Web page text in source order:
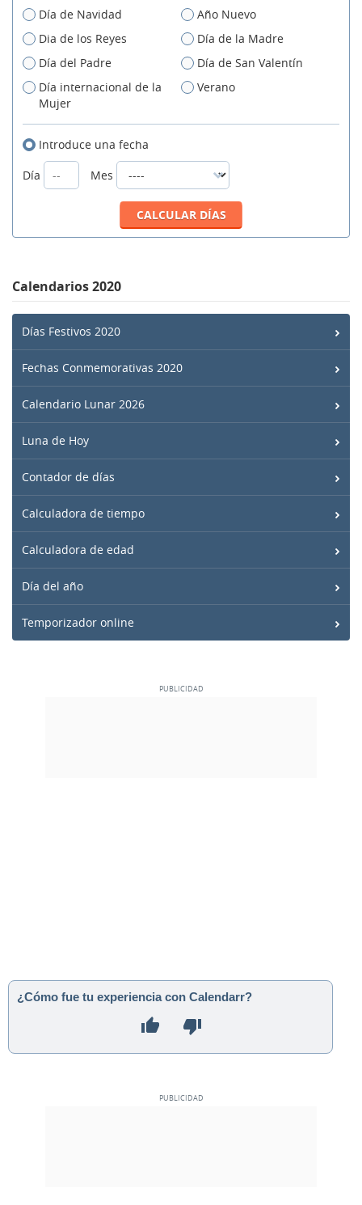
Día de Navidad
Año Nuevo
Dia de los Reyes
Día de la Madre
Día del Padre
Día de San Valentín
Día internacional de la
Mujer
Verano
Introduce una fecha
Día
Mes
Calendarios 2020
Días Festivos 2020
Fechas Conmemorativas 2020
Calendario Lunar 2026
Luna de Hoy
Contador de días
Calculadora de tiempo
Calculadora de edad
Día del año
Temporizador online
¿Cómo fue tu experiencia con Calendarr?